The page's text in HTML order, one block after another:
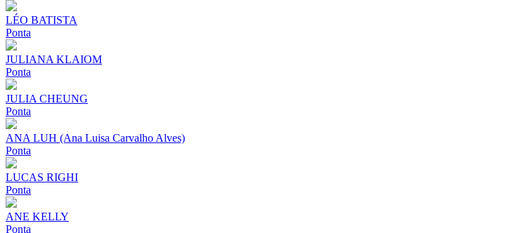
LÉO BATISTA
Ponta
JULIANA KLAIOM
Ponta
JULIA CHEUNG
Ponta
ANA LUH (Ana Luisa Carvalho Alves)
Ponta
LUCAS RIGHI
Ponta
ANE KELLY
Ponta